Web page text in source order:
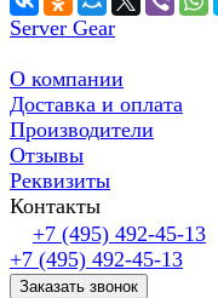
Server Gear
О компании
Доставка и оплата
Производители
Отзывы
Реквизиты
Контакты
+7 (495) 492-45-13
+7 (495) 492-45-13
Заказать звонок